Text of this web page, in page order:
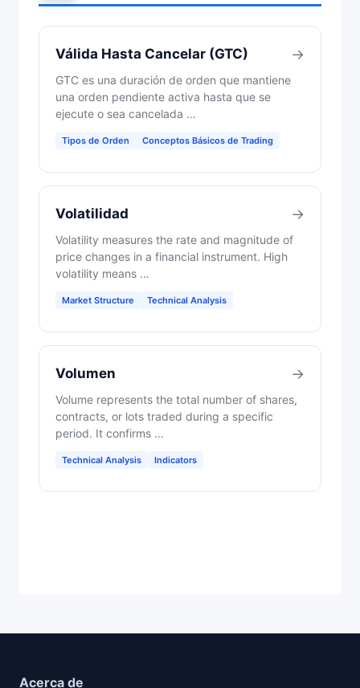
Válida Hasta Cancelar (GTC)
GTC es una duración de orden que mantiene
una orden pendiente activa hasta que se
ejecute o sea cancelada …
Tipos de Orden Conceptos Básicos de Trading
→
Volatilidad
Volatility measures the rate and magnitude of
price changes in a financial instrument. High
volatility means …
Market Structure Technical Analysis
→
Volumen
Volume represents the total number of shares,
contracts, or lots traded during a specific
period. It confirms …
Technical Analysis Indicators
→
Acerca de